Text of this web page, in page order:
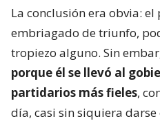
La conclusión era obvia: el
embriagado de triunfo,
tropiezo alguno. Sin
porque él se llevó al
partidarios más fieles,
día, casi sin siquiera